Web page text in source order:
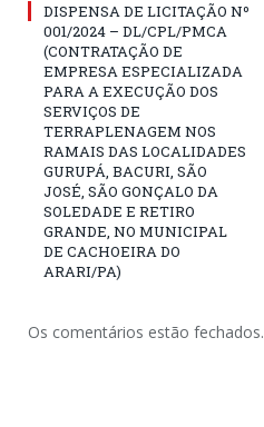
DISPENSA DE LICITAÇÃO Nº
001/2024 – DL/CPL/PMCA
(CONTRATAÇÃO DE
EMPRESA ESPECIALIZADA
PARA A EXECUÇÃO DOS
SERVIÇOS DE
TERRAPLENAGEM NOS
RAMAIS DAS LOCALIDADES
GURUPÁ, BACURI, SÃO
JOSÉ, SÃO GONÇALO DA
SOLEDADE E RETIRO
GRANDE, NO MUNICIPAL
DE CACHOEIRA DO
ARARI/PA)
Os comentários estão fechados.